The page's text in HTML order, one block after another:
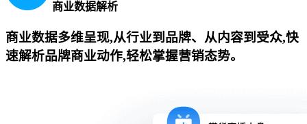
商业数据解析
商业数据多维呈现,从行业到品牌、从内容到受众,快
速解析品牌商业动作,轻松掌握营销态势。